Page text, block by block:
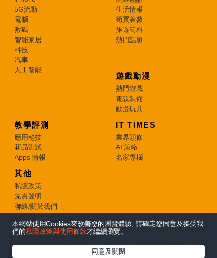
本網站使用Cookies來改善您的瀏覽體驗, 請確定您同意及接受我
們的私隱政策與使用條款才繼續瀏覽。
同意及關閉
5G流動
電腦
數碼
智能家居
科技
汽車
人工智能
生活情報
筍買着數
旅遊筍料
熱門話題
遊戲動漫
熱門遊戲
電競裝備
動漫玩具
教學評測
應用秘技
新品測試
Apps 情報
IT TIMES
業界頭條
AI 策略
名家專欄
其他
私隱政策
免責聲明
聯絡/關於我們
© 2026 e-zone. All Rights Reserved.